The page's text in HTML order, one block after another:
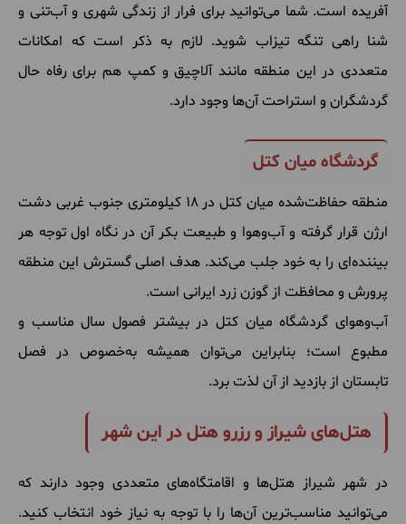
آفریده است. شما می‌توانید برای فرار از زندگی شهری و آب‌تنی و
شنا راهی تنگه تیزاب شوید. لازم به ذکر است که امکانات
متعددی در این منطقه مانند آلاچیق و کمپ هم برای رفاه حال
گردشگران و استراحت آن‌ها وجود دارد.
گردشگاه میان کتل
منطقه حفاظت‌شده میان کتل در ۱۸ کیلومتری جنوب غربی دشت
ارژن قرار گرفته و آب‌وهوا و طبیعت بکر آن در نگاه اول توجه هر
بیننده‌ای را به خود جلب می‌کند. هدف اصلی گسترش این منطقه
پرورش و محافظت از گوزن زرد ایرانی است.
آب‌وهوای گردشگاه میان کتل در بیشتر فصول سال مناسب و
مطبوع است؛ بنابراین می‌توان همیشه به‌خصوص در فصل
تابستان از بازدید از آن لذت برد.
هتل‌های شیراز و رزرو هتل در این شهر
در شهر شیراز هتل‌ها و اقامتگاه‌های متعددی وجود دارند که
می‌توانید مناسب‌ترین آن‌ها را با توجه به نیاز خود انتخاب کنید.